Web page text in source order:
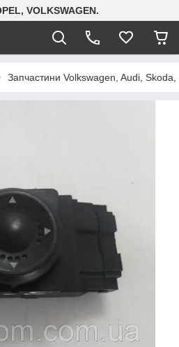
VOLKSWAGEN.
Запчастини Volkswagen, Audi, Skoda,